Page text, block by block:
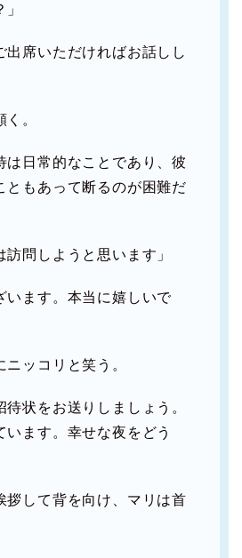
出席いただければお話しし
。
は日常的なことであり、彼
ともあって断るのが困難だ
訪問しようと思います」
います。本当に嬉しいで
ッコリと笑う。
待状をお送りしましょう。
います。幸せな夜をどう
拶して背を向け、マリは首